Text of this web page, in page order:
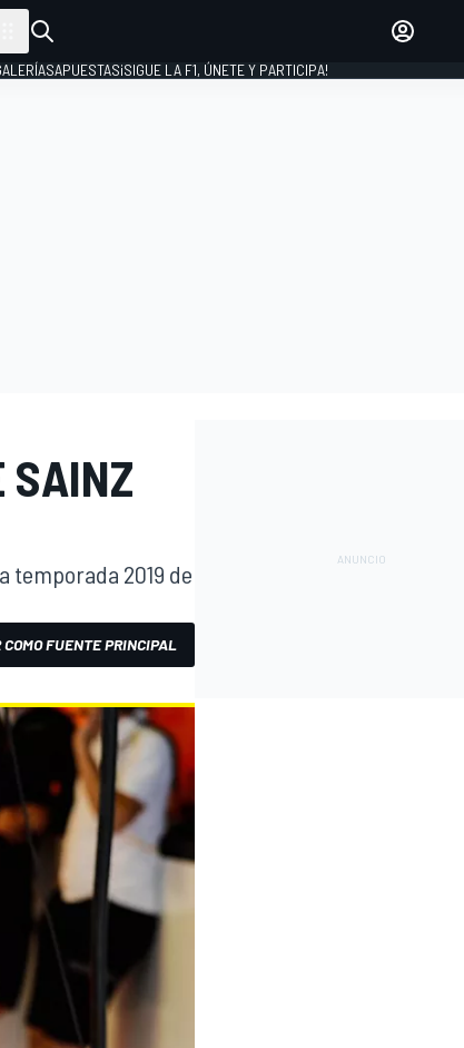
APUESTAS¡SIGUE LA F1, ÚNETE Y PARTICIPA!
SAINZ
temporada 2019 de
FUENTE PRINCIPAL